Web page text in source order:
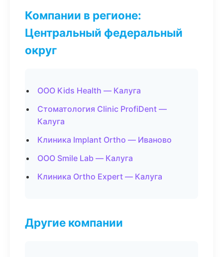
Компании в регионе:
Центральный федеральный
округ
ООО Kids Health — Калуга
Стоматология Clinic ProfiDent —
Калуга
Клиника Implant Ortho — Иваново
ООО Smile Lab — Калуга
Клиника Ortho Expert — Калуга
Другие компании